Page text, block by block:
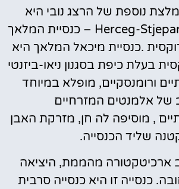
נוספת של הרצג נובי היא
הכנסייה בכיכר Herceg-Stjepan – כנסיית המלאך
.כנסיית מיכאל המלאך היא
בעלת כיפת בסגנון ניאו-ביזנטי
ורומנסקיים, מופלא במיוחד
של אלמנטים המזרחיים
, מוסיפה לה חן, מזרקת האבן
שליד הכנסייה.
ארכיטקטורה מהממת, היציאה
כנסייה זו היא כנסייה סרבית